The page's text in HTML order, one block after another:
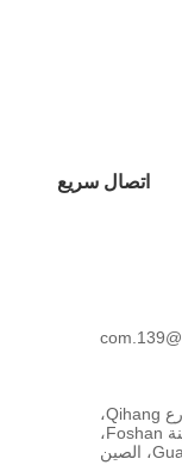
اتصال سريع
المبنى G، الطابق الثاني، رقم 6 شارع Qihang،
مدينة Jiujiang، منطقة Nanhai، مدينة Foshan،